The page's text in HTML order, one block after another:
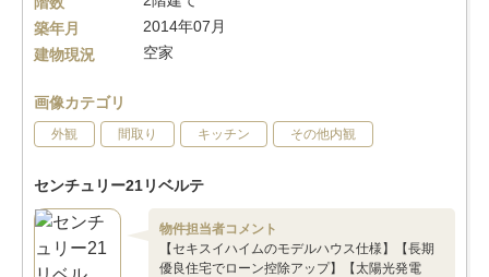
築年月
2014年07月
建物現況
空家
画像カテゴリ
外観 間取り キッチン その他内観
センチュリー21リベルテ
物件担当者コメント
【セキスイハイムのモデルハウス仕様】【長期
優良住宅でローン控除アップ】【太陽光発電